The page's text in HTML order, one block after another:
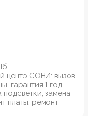
-
центр СОНИ: вызов
гарантия 1 год,
подсветки, замена
платы, ремонт